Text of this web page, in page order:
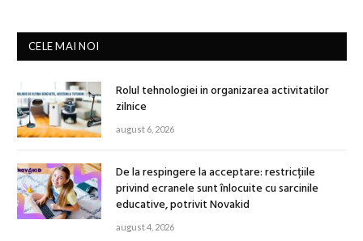
CELE MAI NOI
Rolul tehnologiei in organizarea activitatilor
zilnice
august 6, 2026
De la respingere la acceptare: restricțiile
privind ecranele sunt înlocuite cu sarcinile
educative, potrivit Novakid
august 4, 2026